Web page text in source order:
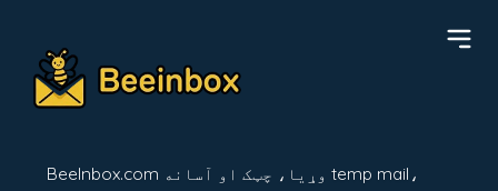
BeeInbox.com وړیا، چټک او آسانه temp mail،